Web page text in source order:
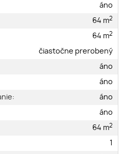
áno
64 m2
64 m2
čiastočne prerobený
áno
áno
áno
áno
64 m2
1